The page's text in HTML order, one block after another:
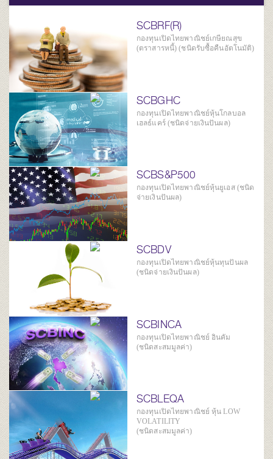
SCBRF(R)
กองทุนเปิดไทยพาณิชย์เกษียณสุข
(ตราสารหนี้) (ชนิดรับซื้อคืนอัตโนมัติ)
SCBGHC
กองทุนเปิดไทยพาณิชย์หุ้นโกลบอล
เฮลธ์แคร์ (ชนิดจ่ายเงินปันผล)
SCBS&P500
กองทุนเปิดไทยพาณิชย์หุ้นยูเอส (ชนิด
จ่ายเงินปันผล)
SCBDV
กองทุนเปิดไทยพาณิชย์หุ้นทุนปันผล
(ชนิดจ่ายเงินปันผล)
SCBINCA
กองทุนเปิดไทยพาณิชย์ อินคัม
(ชนิดสะสมมูลค่า)
SCBLEQA
กองทุนเปิดไทยพาณิชย์ หุ้น LOW
VOLATILITY
(ชนิดสะสมมูลค่า)